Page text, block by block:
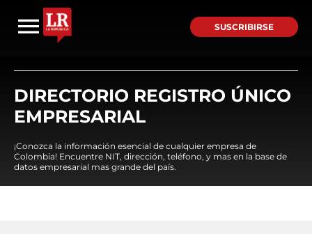
SUSCRIBIRSE
DIRECTORIO REGISTRO ÚNICO
EMPRESARIAL
¡Conozca la información esencial de cualquier empresa de
Colombia! Encuentre NIT, dirección, teléfono, y mas en la base de
datos empresarial mas grande del país.